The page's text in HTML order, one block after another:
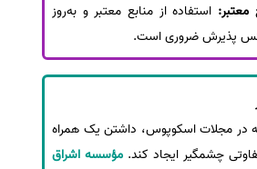
معتبر: استفاده از منابع معتبر و به‌روز
پذیرش ضروری است.
در مجلات اسکوپوس، داشتن یک همراه
چشمگیر ایجاد کند. مؤسسه اشراق